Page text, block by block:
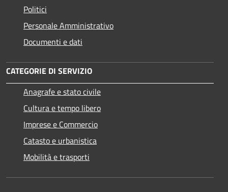
Politici
Personale Amministrativo
Documenti e dati
CATEGORIE DI SERVIZIO
Anagrafe e stato civile
Cultura e tempo libero
Imprese e Commercio
Catasto e urbanistica
Mobilità e trasporti